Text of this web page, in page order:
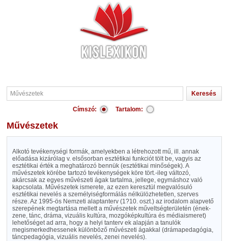
Címszó: Tartalom:
Művészetek
Alkotó tevékenységi formák, amelyekben a létrehozott mű, ill. annak
előadása kizárólag v. elsősorban esztétikai funkciót tölt be, vagyis az
esztétikai érték a meghatározó bennük (esztétikai minőségek). A
művészetek körébe tartozó tevékenységek köre tört.-ileg változó,
akárcsak az egyes művészeti ágak tartalma, jellege, egymáshoz való
kapcsolata. Művészetek ismerete, az ezen keresztül megvalósuló
esztétikai nevelés a személyiségformálás nélkülözhetetlen, szerves
része. Az 1995-ös Nemzeti alaptanterv (1?10. oszt.) az irodalom alapvető
szerepének megtartása mellett a művészetek műveltségterületén (ének-
zene, tánc, dráma, vizuális kultúra, mozgóképkultúra és médiaismeret)
lehetőséget ad arra, hogy a helyi tanterv ek alapján a tanulók
megismerkedhessenek különböző művészeti ágakkal (drámapedagógia,
táncpedagógia, vizuális nevelés, zenei nevelés).